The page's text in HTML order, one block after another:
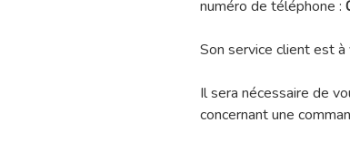
numéro de téléphone :
Son service client est
Il sera nécessaire de
concernant une